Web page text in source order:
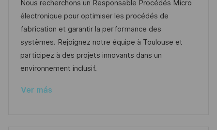
c
a
c
i
ó
n
c
h
a
d
e
p
b
d
e
e
m
p
l
t
e
g
o
r
Nous recherchons un Responsable Procédés Micro
électronique pour optimiser les procédés de
fabrication et garantir la performance des
systèmes. Rejoignez notre équipe à Toulouse et
participez à des projets innovants dans un
environnement inclusif.
Ver más